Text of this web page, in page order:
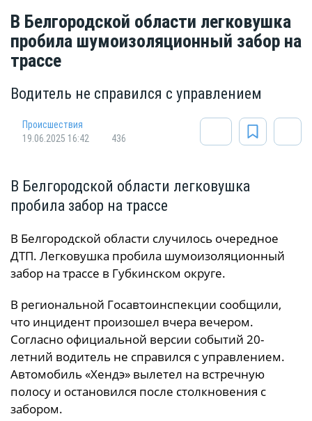
В Белгородской области легковушка
пробила шумоизоляционный забор на
трассе
Водитель не справился с управлением
Происшествия
19.06.2025 16:42
436
В Белгородской области легковушка
пробила забор на трассе
В Белгородской области случилось очередное
ДТП. Легковушка пробила шумоизоляционный
забор на трассе в Губкинском округе.
В региональной Госавтоинспекции сообщили,
что инцидент произошел вчера вечером.
Согласно официальной версии событий 20-
летний водитель не справился с управлением.
Автомобиль «Хендэ» вылетел на встречную
полосу и остановился после столкновения с
забором.